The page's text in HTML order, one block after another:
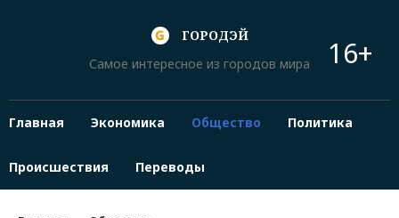
ГОРОДЭЙ
Самое интересное из городов мира
16+
Главная Экономика Общество Политика
Происшествия Переводы